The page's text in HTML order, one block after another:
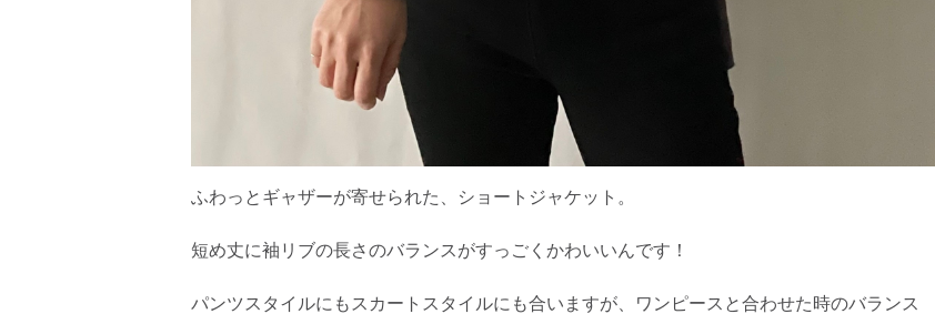
ふわっとギャザーが寄せられた、ショートジャケット。
短め丈に袖リブの長さのバランスがすっごくかわいいんです！
パンツスタイルにもスカートスタイルにも合いますが、ワンピースと合わせた時のバランス